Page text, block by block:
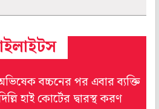
বচ্চনের পর এবার ব্যক্তি
হাই কোর্টের দ্বারস্থ করণ